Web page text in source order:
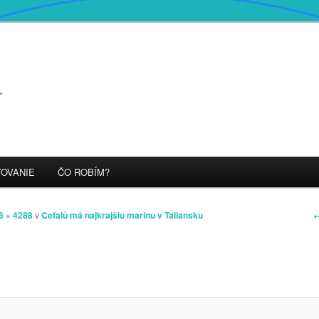
ČO ROBÍM?
× 4288vCefalù má najkrajšiu marinu v Taliansku